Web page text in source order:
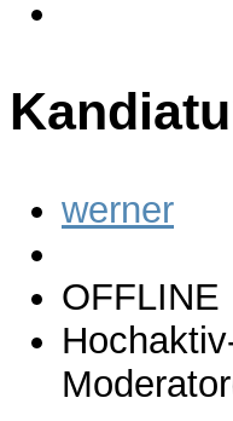
werner
OFFLINE